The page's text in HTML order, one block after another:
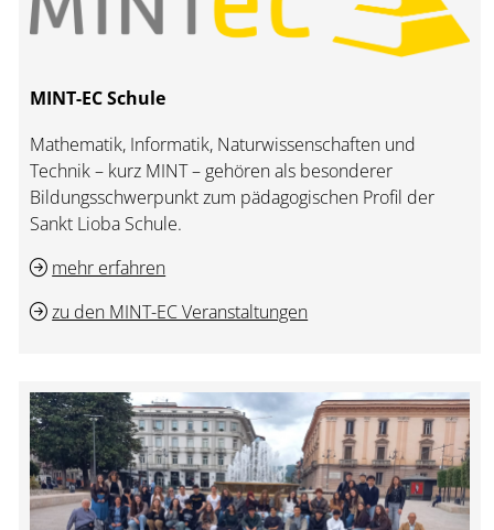
MINT-EC Schule
Mathematik, Informatik, Naturwissenschaften und
Technik – kurz MINT – gehören als besonderer
Bildungsschwerpunkt zum pädagogischen Profil der
Sankt Lioba Schule.
mehr erfahren
zu den MINT-EC Veranstaltungen